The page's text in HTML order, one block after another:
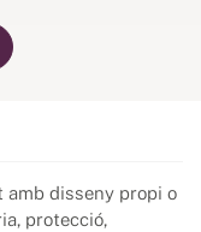
amb disseny propi o
protecció,